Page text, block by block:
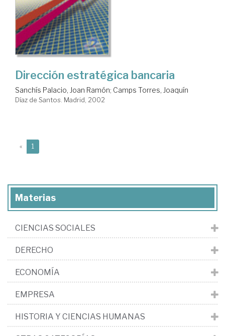
Dirección estratégica bancaria
Sanchís Palacio, Joan Ramón; Camps Torres, Joaquín
Díaz de Santos. Madrid, 2002
« 1
Materias
CIENCIAS SOCIALES
DERECHO
ECONOMÍA
EMPRESA
HISTORIA Y CIENCIAS HUMANAS